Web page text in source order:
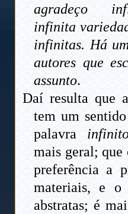
agradeço
infinita
infinitas. Há
autores que
assunto.
Daí resulta que
tem um
palavra
mais geral;
preferência a
materiais, e o
abstratas; é